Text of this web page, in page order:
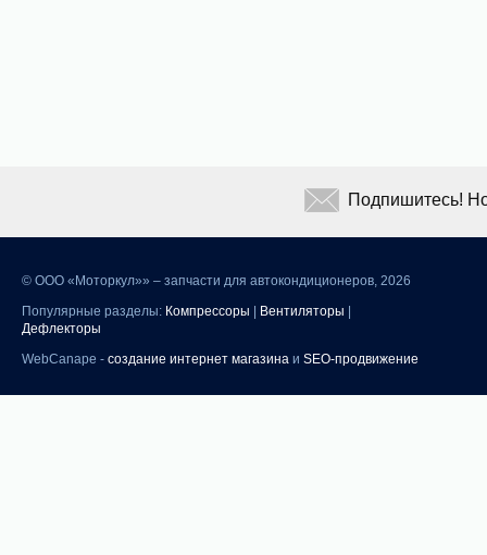
© ООО «Моторкул»» – запчасти для автокондиционеров, 2026
Популярные разделы: Компрессоры Вентиляторы
Дефлекторы
WebCanape - создание интернет магазина и SEO-продвижение
Подпишитесь!